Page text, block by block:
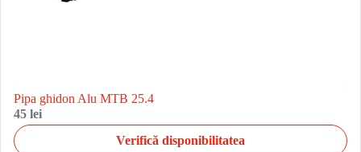
Pipa ghidon Alu MTB 25.4
45 lei
Verifică disponibilitatea